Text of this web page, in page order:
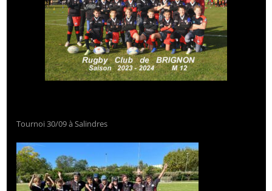
Tournoi 30/09 à Salindres